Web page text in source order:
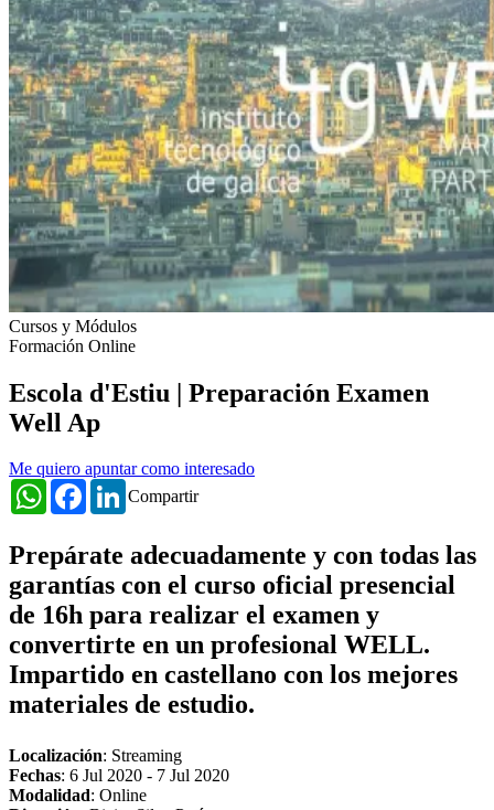
Cursos y Módulos
Formación Online
Escola d'Estiu | Preparación Examen
Well Ap
Me quiero apuntar como interesado
Compartir
WhatsAppFacebookLinkedIn
Prepárate adecuadamente y con todas las
garantías con el curso oficial presencial
de 16h para realizar el examen y
convertirte en un profesional WELL.
Impartido en castellano con los mejores
materiales de estudio.
Localización: Streaming
Fechas: 6 Jul 2020 - 7 Jul 2020
Modalidad: Online